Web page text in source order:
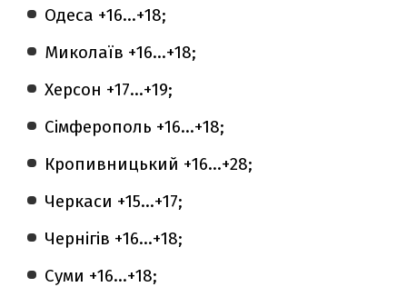
Одеса +16...+18;
Миколаїв +16...+18;
Херсон +17...+19;
Сімферополь +16...+18;
Кропивницький +16...+28;
Черкаси +15...+17;
Чернігів +16...+18;
Суми +16...+18;